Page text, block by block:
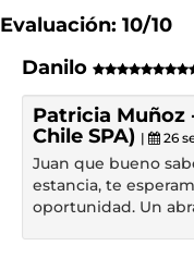
Evaluación: 10/10
Danilo
Patricia Muñoz
Chile SPA) | 26
Juan que bueno
estancia, te
oportunidad. Un